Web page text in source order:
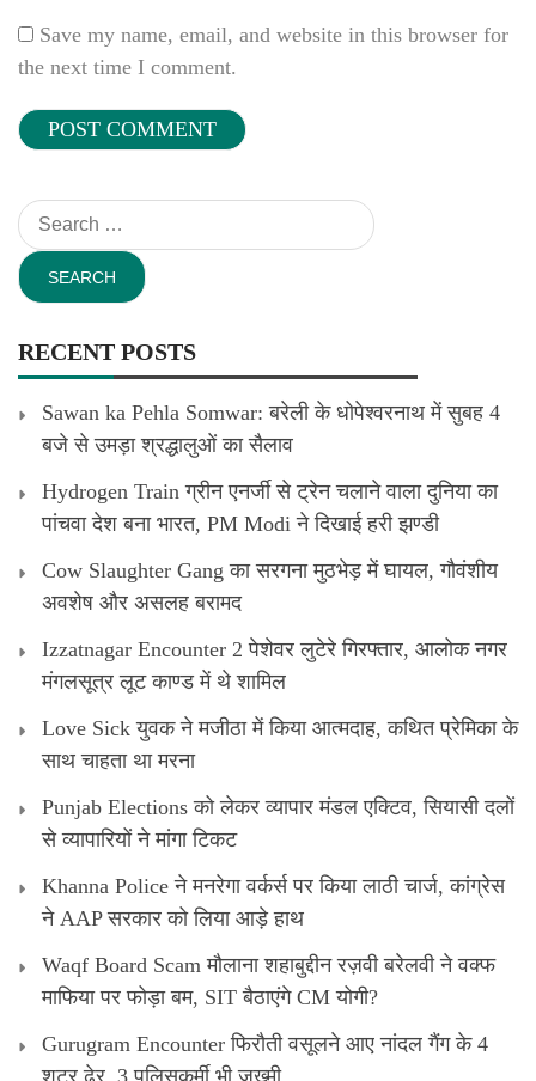
Save my name, email, and website in this browser for
the next time I comment.
Search
for:
RECENT POSTS
Sawan ka Pehla Somwar: बरेली के धोपेश्वरनाथ में सुबह 4
बजे से उमड़ा श्रद्धालुओं का सैलाव
Hydrogen Train ग्रीन एनर्जी से ट्रेन चलाने वाला दुनिया का
पांचवा देश बना भारत, PM Modi ने दिखाई हरी झण्डी
Cow Slaughter Gang का सरगना मुठभेड़ में घायल, गौवंशीय
अवशेष और असलह बरामद
Izzatnagar Encounter 2 पेशेवर लुटेरे गिरफ्तार, आलोक नगर
मंगलसूत्र लूट काण्‍ड में थे शामिल
Love Sick युवक ने मजीठा में किया आत्मदाह, कथित प्रेमिका के
साथ चाहता था मरना
Punjab Elections को लेकर व्यापार मंडल एक्टिव, सियासी दलों
से व्यापारियों ने मांगा टिकट
Khanna Police ने मनरेगा वर्कर्स पर किया लाठी चार्ज, कांग्रेस
ने AAP सरकार को लिया आड़े हाथ
Waqf Board Scam मौलाना शहाबुद्दीन रज़वी बरेलवी ने वक्फ
माफिया पर फोड़ा बम, SIT बैठाएंगे CM योगी?
Gurugram Encounter फिरौती वसूलने आए नांदल गैंग के 4